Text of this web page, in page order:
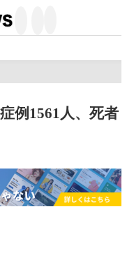
例1561人、死者